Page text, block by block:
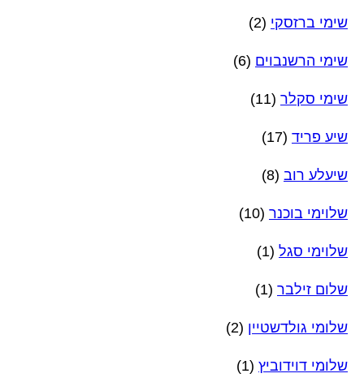
שימי ברזסקי (2)
שימי הרשנבוים (6)
שימי סקלר (11)
שיע פריד (17)
שיעלע רוב (8)
שלוימי בוכנר (10)
שלוימי סגל (1)
שלום זילבר (1)
שלומי גולדשטיין (2)
שלומי דוידוביץ (1)